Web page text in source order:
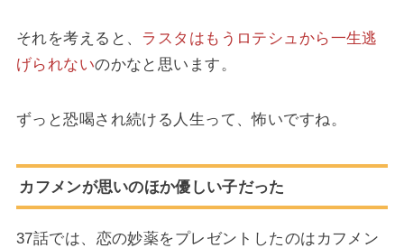
それを考えると、 ラスタはもうロテシュから一生逃
げられないのかなと思います。
ずっと恐喝され続ける人生って、怖いですね。
カフメンが思いのほか優しい子だった
37話では、恋の妙薬をプレゼントしたのはカフメン